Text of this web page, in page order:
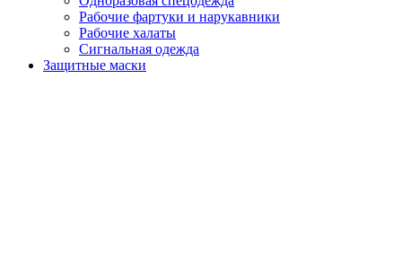
Рабочие фартуки и нарукавники
Рабочие халаты
Сигнальная одежда
Защитные маски